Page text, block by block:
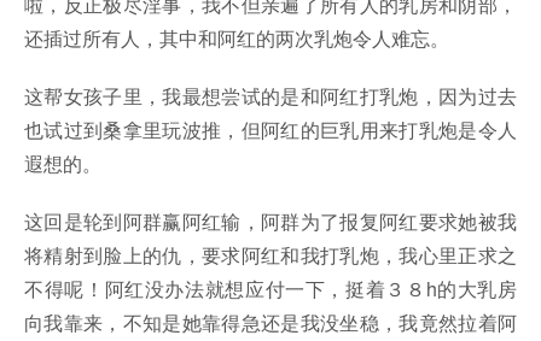
还插过所有人，其中和阿红的两次乳炮令人难忘。
这帮女孩子里，我最想尝试的是和阿红打乳炮，因为过去
也试过到桑拿里玩波推，但阿红的巨乳用来打乳炮是令人
遐想的。
这回是轮到阿群赢阿红输，阿群为了报复阿红要求她被我
将精射到脸上的仇，要求阿红和我打乳炮，我心里正求之
不得呢！阿红没办法就想应付一下，挺着３８h的大乳房
向我靠来，不知是她靠得急还是我没坐稳，我竟然拉着阿